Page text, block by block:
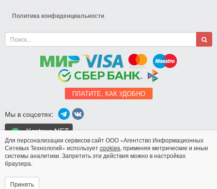
Политика конфиденциальности
ПЛАТИТЕ, КАК УДОБНО
Мы в соцсетях:
Koptevo.NET
для Android
Разработка сайта
12+
Для персонализации сервисов сайт ООО «Агентство Информационных
Сетевых Технологий» используетcookies, применяя метрические и иные
системы аналитики. Запретить эти действия можно в настройках
браузера.
Принять